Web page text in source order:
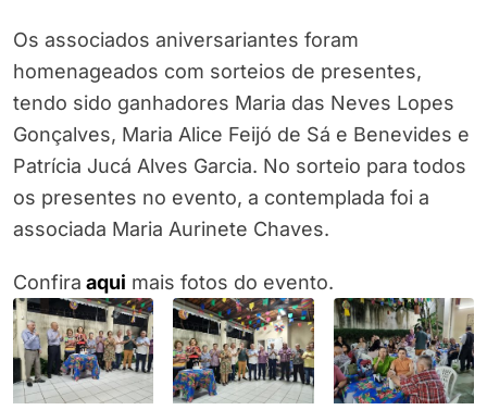
Os associados aniversariantes foram
homenageados com sorteios de presentes,
tendo sido ganhadores Maria das Neves Lopes
Gonçalves, Maria Alice Feijó de Sá e Benevides e
Patrícia Jucá Alves Garcia. No sorteio para todos
os presentes no evento, a contemplada foi a
associada Maria Aurinete Chaves.
Confira aqui mais fotos do evento.